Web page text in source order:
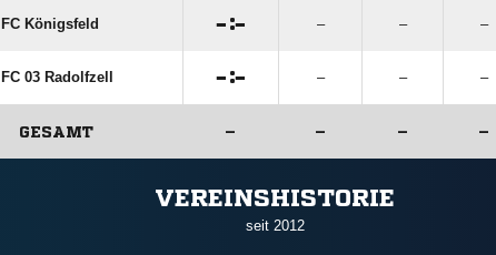
FC Königsfeld : – – –
FC 03 Radolfzell : – – –
GESAMT – – – –
VEREINSHISTORIE
seit 2012